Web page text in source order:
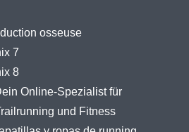
osseuse
7
8
Online-Spezialist für
und Fitness